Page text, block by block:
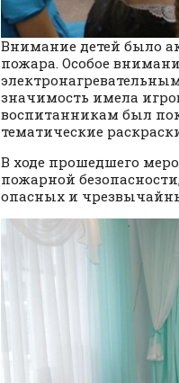
Внимание детей было
пожара. Особое
значимость имела
воспитанникам был
тематические
В ходе прошедшего
пожарной
опасных и